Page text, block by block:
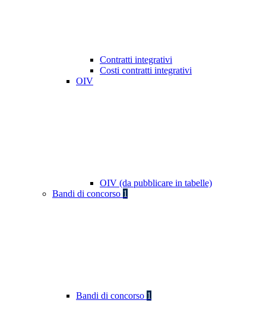
Contratti integrativi
Costi contratti integrativi
OIV
OIV (da pubblicare in tabelle)
Bandi di concorso 1
Bandi di concorso 1